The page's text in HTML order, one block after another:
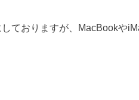
ておりますが、MacBookや